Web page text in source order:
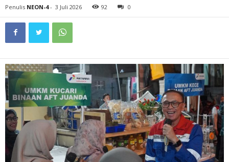
Penulis NEON-4- 3 Juli 2026 92 0